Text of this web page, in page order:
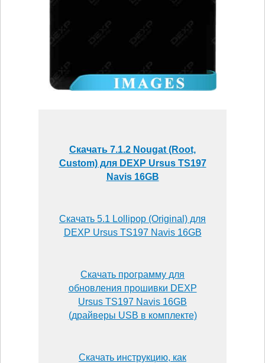
Скачать 7.1.2 Nougat (Root,
Custom) для DEXP Ursus TS197
Navis 16GB
Скачать 5.1 Lollipop (Original) для
DEXP Ursus TS197 Navis 16GB
Скачать программу для
обновления прошивки DEXP
Ursus TS197 Navis 16GB
(драйверы USB в комплекте)
Скачать инструкцию, как